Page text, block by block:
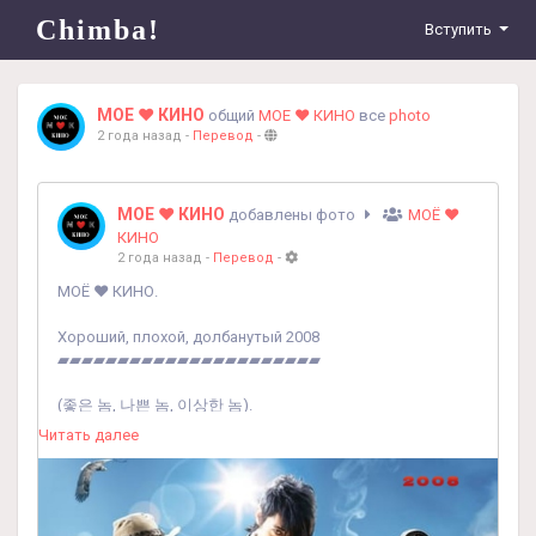
Chimba! Вступить
МОЕ ❤️ КИНО общий МОЕ ❤️ КИНО все photo
2 года назад - Перевод -
МОЕ ❤️ КИНО добавлены фото
МОЁ ❤️
КИНО
2 года назад - Перевод -
МОЁ ❤️ КИНО.
Хороший, плохой, долбанутый 2008
▰▰▰▰▰▰▰▰▰▰▰▰▰▰▰▰▰▰▰▰▰▰
(좋은 놈, 나쁜 놈, 이상한 놈).
209019487_2590
Жанр: вестерн, комедия, боевик, криминал
Читать далее